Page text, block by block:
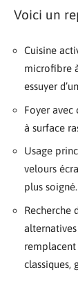
Voici un
Cuisine
microfibre
essuyer
Foyer
à surface
Usage
velours
plus soigné.
Recherche
remplacent
classiques,